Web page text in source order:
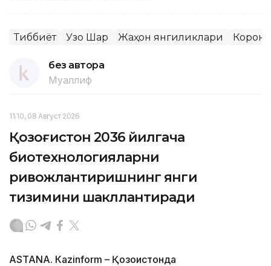
Тиббиёт Узоқ Шарқ Жаҳон янгиликлари
без автора
Муаллиф
11:10, 08 Август 2026
Қозоғистон 2036 йилгача
биотехнологияларни
ривожлантиришнинг янги
тизимини шакллантиради
ASTANА. Кazinform – Қозоғистонда